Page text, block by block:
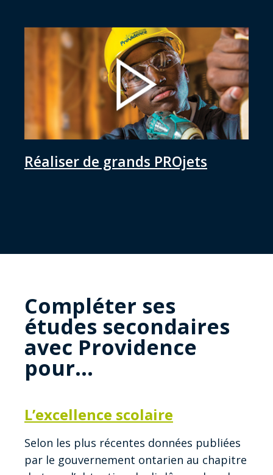
Réaliser de grands PROjets
Compléter ses
études secondaires
avec Providence
pour…
L’excellence scolaire
Selon les plus récentes données publiées
par le gouvernement ontarien au chapitre